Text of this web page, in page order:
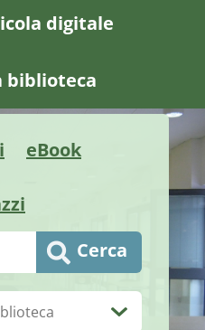
digitale
biblioteca
eBook
Cerca